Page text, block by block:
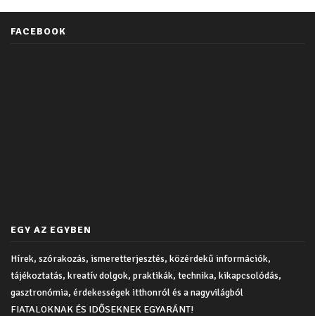
FACEBOOK
EGY AZ EGYBEN
Hírek, szórakozás, ismeretterjesztés, közérdekű információk,
tájékoztatás, kreatív dolgok, praktikák, technika, kikapcsolódás,
gasztronómia, érdekességek itthonról és a nagyvilágból
FIATALOKNAK ÉS IDŐSEKNEK EGYARÁNT!